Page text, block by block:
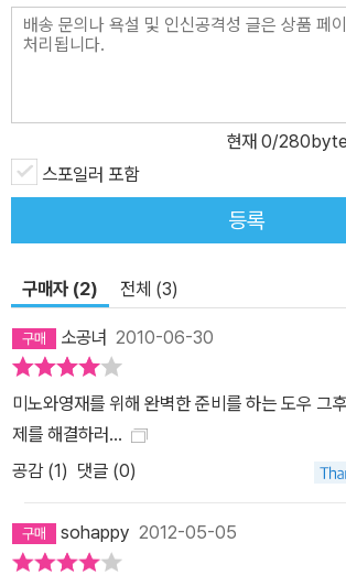
“제발요, 이제 그만 해요.”
그녀는 억지로 그를 떼어놓았다. 그는 못내 아쉬
순간 그녀는 멍한 눈으로 그를 올려다봤다. 너무
그동안 그녀가 알아온 남자라는 동물이 벌이는
“도우 씨…….”
입술이 저절로 벌어지며 그의 이름이 흘러나왔다
녀는 여전히 그에게 멍한 시선을 던지며 생각에
쩌지? 그토록 견고하게 쌓아올렸다고 생각했던
없이 부서질 줄은 상상도 못 했다. 그녀를 더 놀
짐작했던 이상으로 강렬하게 빛을 내며 자신의
다.
몰랐어? 네가 이 남자에게 그토록 끌렸던 걸? 감
이 부셔서가 아니었다. 앞으로 들통나지 않게 그
할지 도저히 감당하지 못할 것 같아서였다. 정말
현재 0/280byte
스포일러 포함
등록
구매자 (2) 전체 (3)
소공녀 2010-06-30
미노와영재를 위해 완벽한 준비를 하는 도우 그
제를 해결하러...
공감 (1) 댓글 (0)
sohappy 2012-05-05